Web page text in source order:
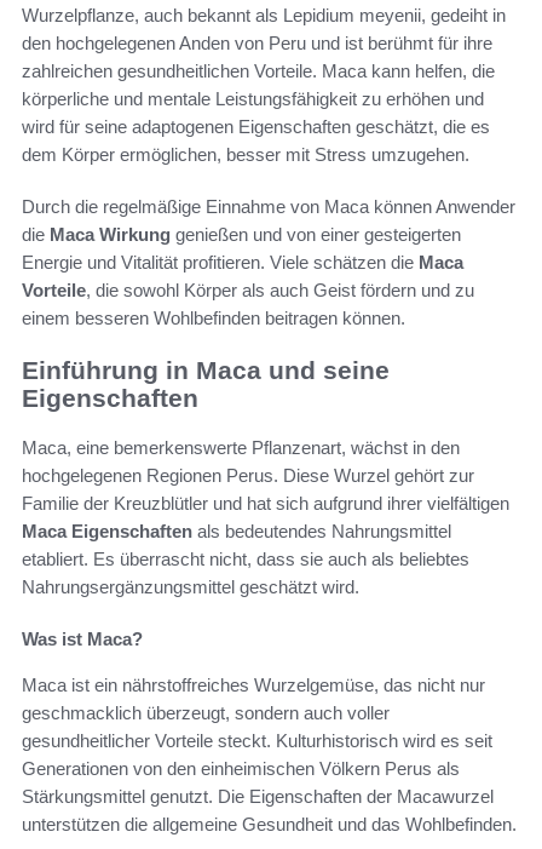
Wurzelpflanze, auch bekannt als Lepidium meyenii, gedeiht in
den hochgelegenen Anden von Peru und ist berühmt für ihre
zahlreichen gesundheitlichen Vorteile. Maca kann helfen, die
körperliche und mentale Leistungsfähigkeit zu erhöhen und
wird für seine adaptogenen Eigenschaften geschätzt, die es
dem Körper ermöglichen, besser mit Stress umzugehen.
Durch die regelmäßige Einnahme von Maca können Anwender
die Maca Wirkung genießen und von einer gesteigerten
Energie und Vitalität profitieren. Viele schätzen die Maca
Vorteile, die sowohl Körper als auch Geist fördern und zu
einem besseren Wohlbefinden beitragen können.
Einführung in Maca und seine
Eigenschaften
Maca, eine bemerkenswerte Pflanzenart, wächst in den
hochgelegenen Regionen Perus. Diese Wurzel gehört zur
Familie der Kreuzblütler und hat sich aufgrund ihrer vielfältigen
Maca Eigenschaften als bedeutendes Nahrungsmittel
etabliert. Es überrascht nicht, dass sie auch als beliebtes
Nahrungsergänzungsmittel geschätzt wird.
Was ist Maca?
Maca ist ein nährstoffreiches Wurzelgemüse, das nicht nur
geschmacklich überzeugt, sondern auch voller
gesundheitlicher Vorteile steckt. Kulturhistorisch wird es seit
Generationen von den einheimischen Völkern Perus als
Stärkungsmittel genutzt. Die Eigenschaften der Macawurzel
unterstützen die allgemeine Gesundheit und das Wohlbefinden.